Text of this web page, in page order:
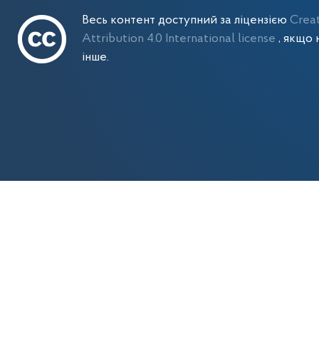
Весь контент доступний за ліцензією
Attribution 4.0 International license , якщо
інше.